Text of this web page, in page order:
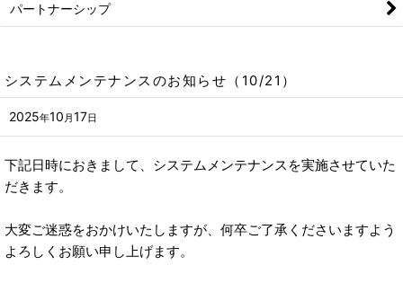
システムメンテナンスのお知らせ（10/21）
2025年10 月 17日
下記日時におきまして、システムメンテナンスを実施させていた
だきます。
大変ご迷惑をおかけいたしますが、何卒ご了承くださいますよう
よろしくお願い申し上げます。
パートナーシップ